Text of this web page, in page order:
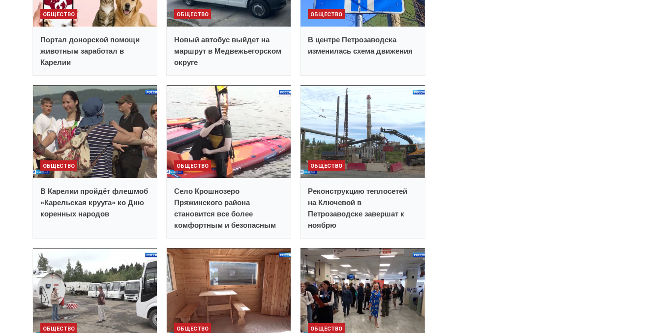
ОБЩЕСТВО
Портал донорской помощи
животным заработал в
Карелии
ОБЩЕСТВО
Новый автобус выйдет на
маршрут в Медвежьегорском
округе
ОБЩЕСТВО
В центре Петрозаводска
изменилась схема движения
ОБЩЕСТВО
В Карелии пройдёт флешмоб
«Карельская крууга» ко Дню
коренных народов
ОБЩЕСТВО
Село Крошнозеро
Пряжинского района
становится все более
комфортным и безопасным
ОБЩЕСТВО
Реконструкцию теплосетей
на Ключевой в
Петрозаводске завершат к
ноябрю
ОБЩЕСТВО ОБЩЕСТВО ОБЩЕСТВО